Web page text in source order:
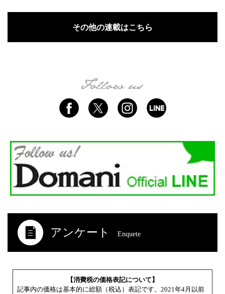
その他の連載はこちら
アンケート Enquete
【消費税の価格表記について】
記事内の価格は基本的に総額（税込）表記です。2021年4月以前